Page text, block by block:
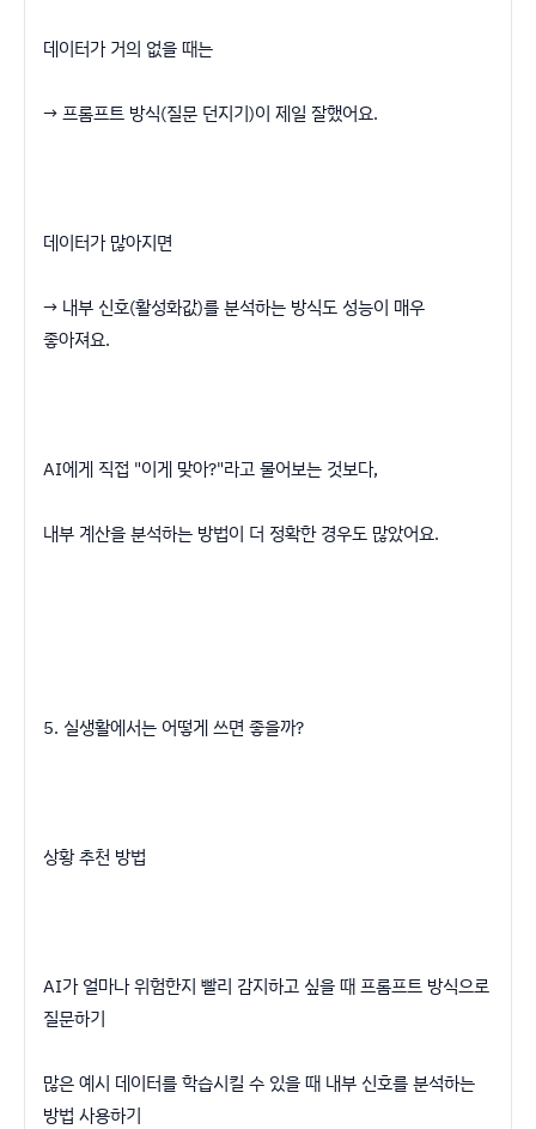
데이터가 거의 없을 때는
→ 프롬프트 방식(질문 던지기)이 제일 잘했어요.
데이터가 많아지면
→ 내부 신호(활성화값)를 분석하는 방식도 성능이 매우
좋아져요.
AI에게 직접 "이게 맞아?"라고 물어보는 것보다,
내부 계산을 분석하는 방법이 더 정확한 경우도 많았어요.
5. 실생활에서는 어떻게 쓰면 좋을까?
상황 추천 방법
AI가 얼마나 위험한지 빨리 감지하고 싶을 때 프롬프트 방식으로
질문하기
많은 예시 데이터를 학습시킬 수 있을 때 내부 신호를 분석하는
방법 사용하기